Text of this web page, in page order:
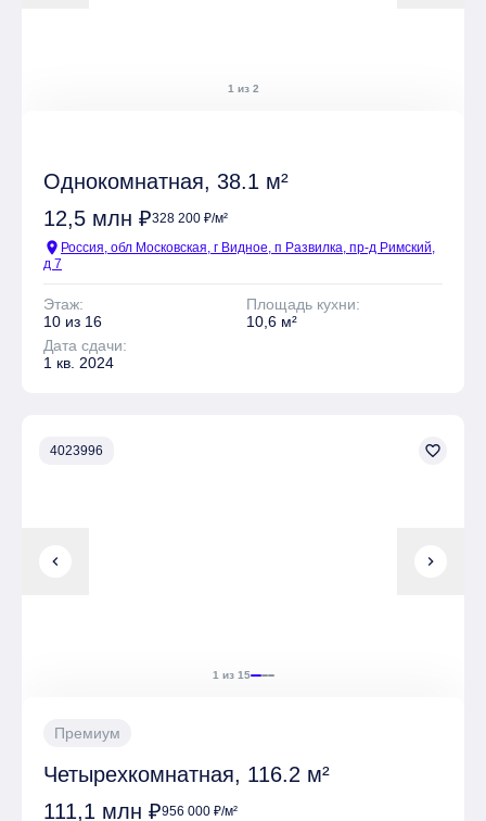
1 из 2
Однокомнатная, 38.1 м²
12,5 млн ₽328 200 ₽/м²
location_on Россия, обл Московская, г Видное, п Развилка, пр-д Римский,
д 7
Этаж:
10 из 16
Площадь кухни:
10,6 м²
Дата сдачи:
1 кв. 2024
chevron_left chevron_right
1 из 15
4023996 favorite_border
Премиум
Четырехкомнатная, 116.2 м²
111,1 млн ₽956 000 ₽/м²